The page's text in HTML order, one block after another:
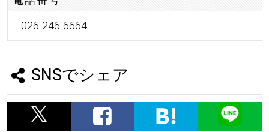
026-246-6664
SNSでシェア